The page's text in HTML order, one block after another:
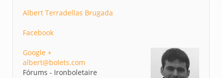
Albert Terradellas Brugada
Facebook
Google +
albert@bolets.com
Fórums - Ironboletaire